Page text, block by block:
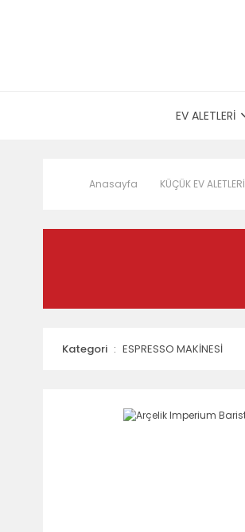
EV ALETLERİ
Anasayfa KÜÇÜK EV ALETLERİ
Kategori ESPRESSO MAKİNESİ